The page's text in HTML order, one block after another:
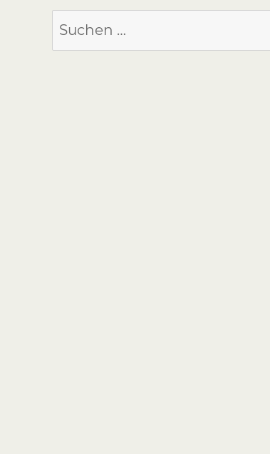
Suchen
nach: